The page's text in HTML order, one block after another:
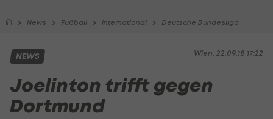
News Fußball International Deutsche Bundesliga
Wien, 22.09.18 17:22
NEWS
Joelinton trifft gegen
Dortmund